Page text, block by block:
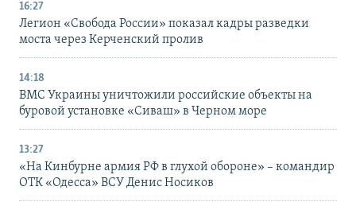
16:27
Легион «Свобода России» показал кадры разведки
моста через Керченский пролив
14:18
ВМС Украины уничтожили российские объекты на
буровой установке «Сиваш» в Черном море
13:27
«На Кинбурне армия РФ в глухой обороне» – командир
ОТК «Одесса» ВСУ Денис Носиков